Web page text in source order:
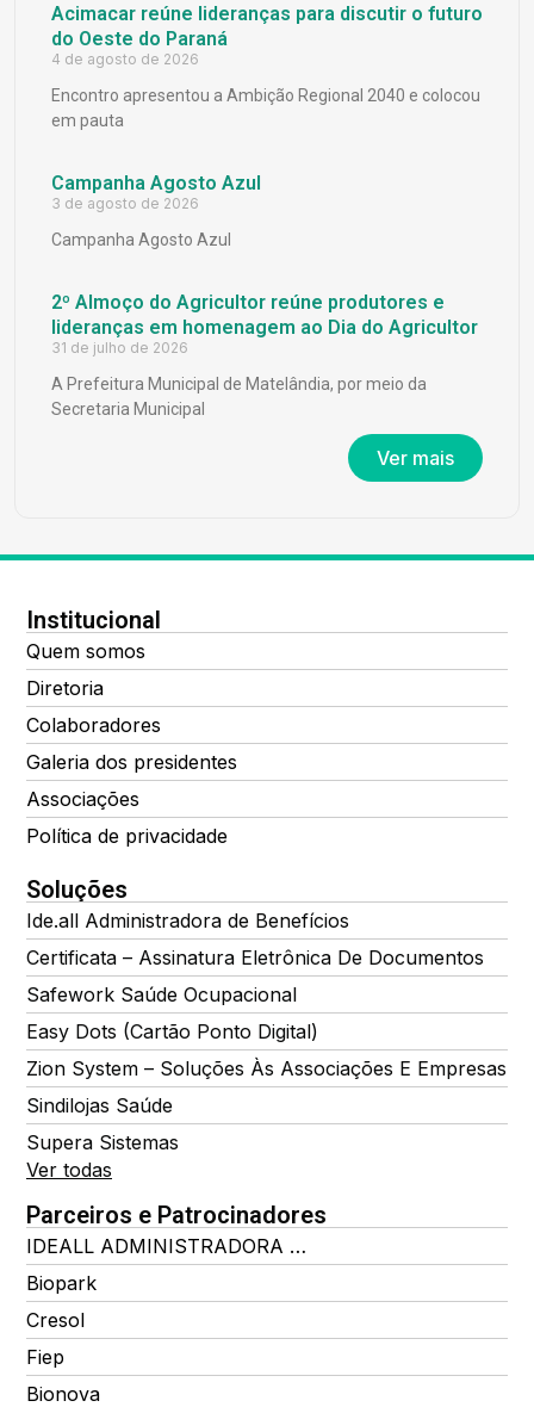
Acimacar reúne lideranças para discutir o futuro
do Oeste do Paraná
4 de agosto de 2026
Encontro apresentou a Ambição Regional 2040 e colocou
em pauta
Campanha Agosto Azul
3 de agosto de 2026
Campanha Agosto Azul
2º Almoço do Agricultor reúne produtores e
lideranças em homenagem ao Dia do Agricultor
31 de julho de 2026
A Prefeitura Municipal de Matelândia, por meio da
Secretaria Municipal
Ver mais
Institucional
Quem somos
Diretoria
Colaboradores
Galeria dos presidentes
Associações
Política de privacidade
Soluções
Ide.all Administradora de Benefícios
Certificata – Assinatura Eletrônica De Documentos
Safework Saúde Ocupacional
Easy Dots (Cartão Ponto Digital)
Zion System – Soluções Às Associações E Empresas
Sindilojas Saúde
Supera Sistemas
Ver todas
Parceiros e Patrocinadores
IDEALL ADMINISTRADORA DE BENEFÍCIOS
Biopark
Cresol
Fiep
Bionova